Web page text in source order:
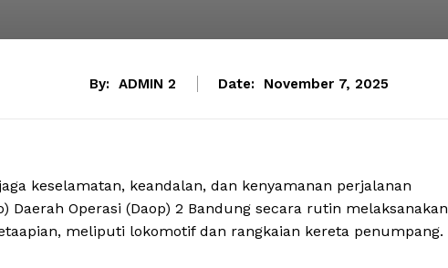
By: ADMIN 2 Date: November 7, 2025
keselamatan, keandalan, dan kenyamanan perjalanan
Daerah Operasi (Daop) 2 Bandung secara rutin melaksanakan
meliputi lokomotif dan rangkaian kereta penumpang.